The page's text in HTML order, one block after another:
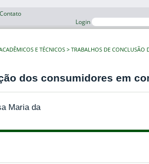
Contato
Login
E TÉCNICOS TRABALHOS DE CONCLUSÃO
dos consumidores em
Maria da